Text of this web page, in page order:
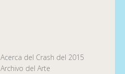
Acerca del Crash del 2015
Archivo del Arte